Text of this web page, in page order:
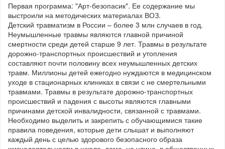
Первая программа: "Арт-безопасик". Ее содержание мы
выстроили на методических материалах ВОЗ.
Детский травматизм в России – более 3 млн случаев в год.
Неумышленные травмы являются главной причиной
смертности среди детей старше 9 лет. Травмы в результате
дорожно-транспортных происшествий и утопления
составляют почти половину всех неумышленных детских
травм. Миллионы детей ежегодно нуждаются в медицинском
уходе в стационарных клиниках в связи с не смертельными
травмами. Травмы в результате дорожно-транспортных
происшествий и падения с высоты являются главными
причинами детской инвалидности, связанной с травмами.
Необходимо выделить и закрепить с обучающимися такие
правила поведения, которые дети слышат и выполняют
каждый день с целью здорового безопасного образа